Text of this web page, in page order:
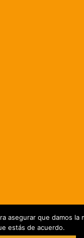
que damos
estás de acuerdo.